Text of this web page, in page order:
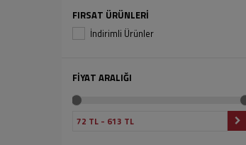
FIRSAT ÜRÜNLERİ
İndirimli Ürünler
FİYAT ARALIĞI